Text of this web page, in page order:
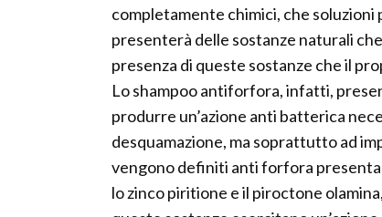
completamente chimici, che
presenterà delle sostanze naturali
presenza di queste sostanze che il
Lo shampoo antiforfora, infatti,
produrre un’azione anti batterica
desquamazione, ma soprattutto ad
vengono definiti anti forfora
lo zinco piritione e il piroctone